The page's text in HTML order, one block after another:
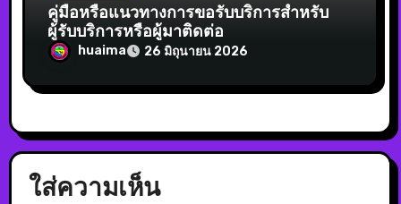
คู่มือหรือแนวทางการขอรับบริการสำหรับ
ผู้รับบริการหรือผู้มาติดต่อ
huaima 26 มิถุนายน 2026
ใส่ความเห็น